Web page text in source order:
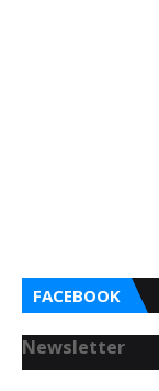
FACEBOOK
Newsletter